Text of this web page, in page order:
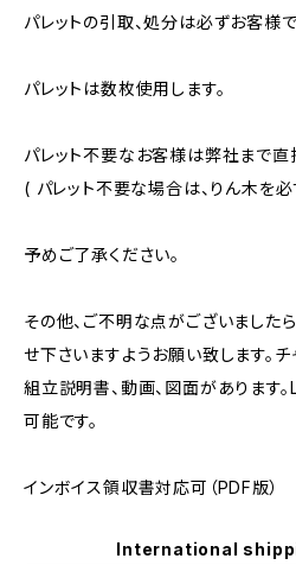
パレットの引取、処分は必ずお客様で
パレットは数枚使用します。
パレット不要なお客様は弊社まで直
( パレット不要な場合は、りん木を
予めご了承ください。
その他、ご不明な点がございました
せ下さいますようお願い致します。チ
組立説明書、動画、図面があります
可能です。
インボイス領収書対応可（PDF版）
International